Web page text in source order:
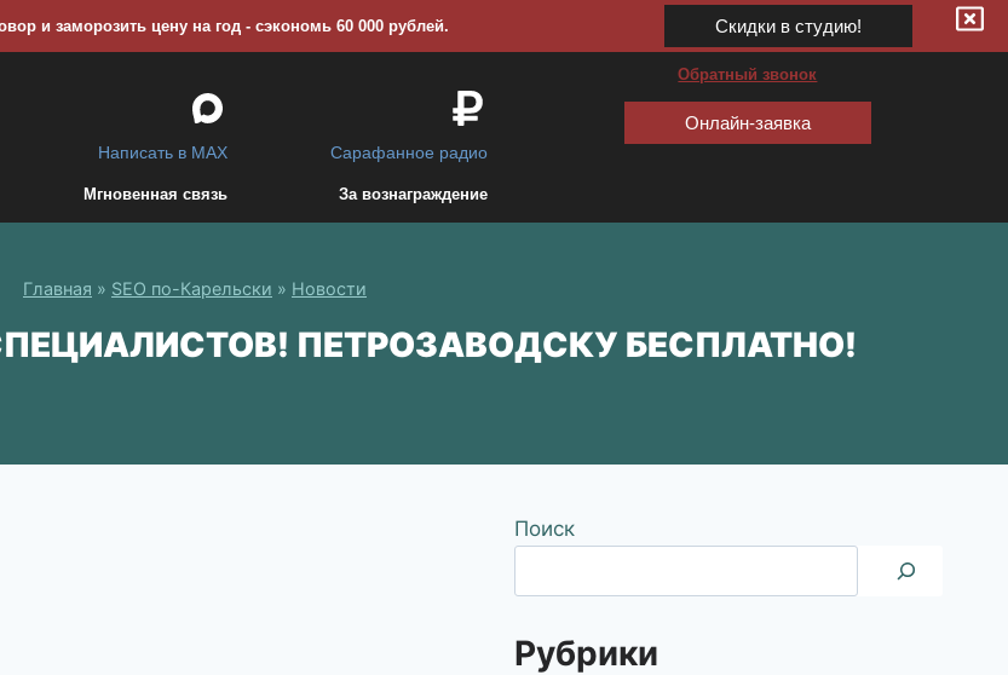
и заморозить цену на год - сэкономь 60 000 рублей. Скидки в студию!
Написать в MAX
Мгновенная связь
Сарафанное радио
За вознаграждение
Обратный звонок
Онлайн-заявка
Главная » SEO по-Карельски » Новости
ПЕТРОЗАВОДСКУ БЕСПЛАТНО!
Поиск
Рубрики